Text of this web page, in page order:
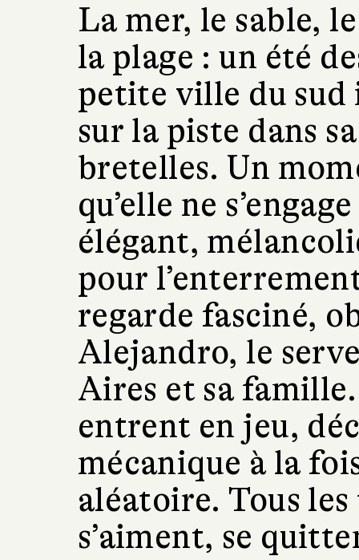
La mer, le sable,
la plage : un été
petite ville du sud
sur la piste dans
bretelles. Un
qu’elle ne
élégant,
pour
regarde fasciné,
Alejandro, le
Aires et sa
entrent en jeu,
mécanique à la
aléatoire. Tous
s’aiment, se